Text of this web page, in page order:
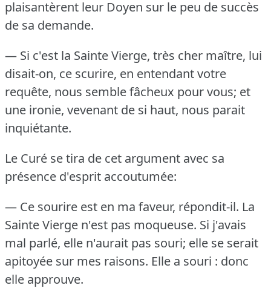
plaisantèrent leur Doyen sur le peu de succès
de sa demande.
— Si c'est la Sainte Vierge, très cher maître, lui
disait-on, ce scurire, en entendant votre
requête, nous semble fâcheux pour vous; et
une ironie, vevenant de si haut, nous parait
inquiétante.
Le Curé se tira de cet argument avec sa
présence d'esprit accoutumée:
— Ce sourire est en ma faveur, répondit-il. La
Sainte Vierge n'est pas moqueuse. Si j'avais
mal parlé, elle n'aurait pas souri; elle se serait
apitoyée sur mes raisons. Elle a souri : donc
elle approuve.